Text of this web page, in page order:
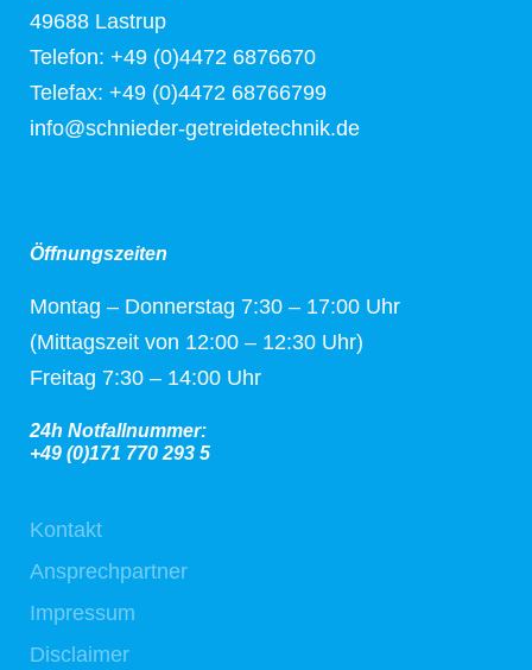
49688 Lastrup
Telefon: +49 (0)4472 6876670
Telefax: +49 (0)4472 68766799
info@schnieder-getreidetechnik.de
Öffnungszeiten
Montag – Donnerstag 7:30 – 17:00 Uhr
(Mittagszeit von 12:00 – 12:30 Uhr)
Freitag 7:30 – 14:00 Uhr
24h Notfallnummer:
+49 (0)171 770 293 5
Kontakt
Ansprechpartner
Impressum
Disclaimer